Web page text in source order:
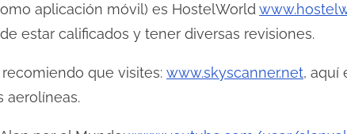
aplicación móvil) es HostelWorld
estar calificados y tener diversas revisiones.
que visites: www.skyscanner.net, aquí
aerolíneas.